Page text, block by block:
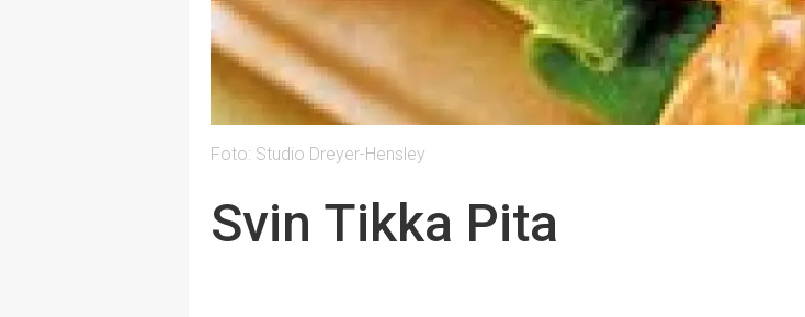
Foto: Studio Dreyer-Hensley
Svin Tikka Pita